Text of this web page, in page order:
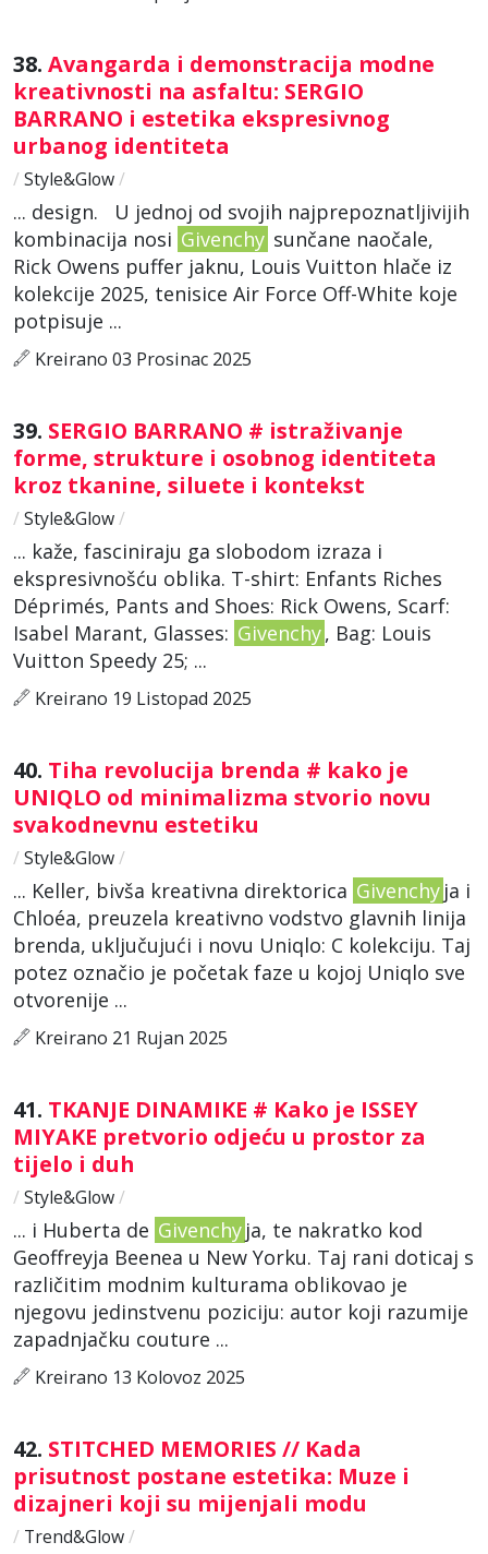
38. Avangarda i demonstracija modne
kreativnosti na asfaltu: SERGIO
BARRANO i estetika ekspresivnog
urbanog identiteta
/ Style&Glow/
... design. U jednoj od svojih najprepoznatljivijih
kombinacija nosi Givenchy sunčane naočale,
Rick Owens puffer jaknu, Louis Vuitton hlače iz
kolekcije 2025, tenisice Air Force Off-White koje
potpisuje ...
Kreirano 03 Prosinac 2025
39. SERGIO BARRANO # istraživanje
forme, strukture i osobnog identiteta
kroz tkanine, siluete i kontekst
/ Style&Glow/
... kaže, fasciniraju ga slobodom izraza i
ekspresivnošću oblika. T-shirt: Enfants Riches
Déprimés, Pants and Shoes: Rick Owens, Scarf:
Isabel Marant, Glasses: Givenchy, Bag: Louis
Vuitton Speedy 25; ...
Kreirano 19 Listopad 2025
40. Tiha revolucija brenda # kako je
UNIQLO od minimalizma stvorio novu
svakodnevnu estetiku
/ Style&Glow/
... Keller, bivša kreativna direktorica Givenchy ja i
Chloéa, preuzela kreativno vodstvo glavnih linija
brenda, uključujući i novu Uniqlo: C kolekciju. Taj
potez označio je početak faze u kojoj Uniqlo sve
otvorenije ...
Kreirano 21 Rujan 2025
41. TKANJE DINAMIKE # Kako je ISSEY
MIYAKE pretvorio odjeću u prostor za
tijelo i duh
/ Style&Glow/
... i Huberta de Givenchy ja, te nakratko kod
Geoffreyja Beenea u New Yorku. Taj rani doticaj s
različitim modnim kulturama oblikovao je
njegovu jedinstvenu poziciju: autor koji razumije
zapadnjačku couture ...
Kreirano 13 Kolovoz 2025
42. STITCHED MEMORIES // Kada
prisutnost postane estetika: Muze i
dizajneri koji su mijenjali modu
/ Trend&Glow/